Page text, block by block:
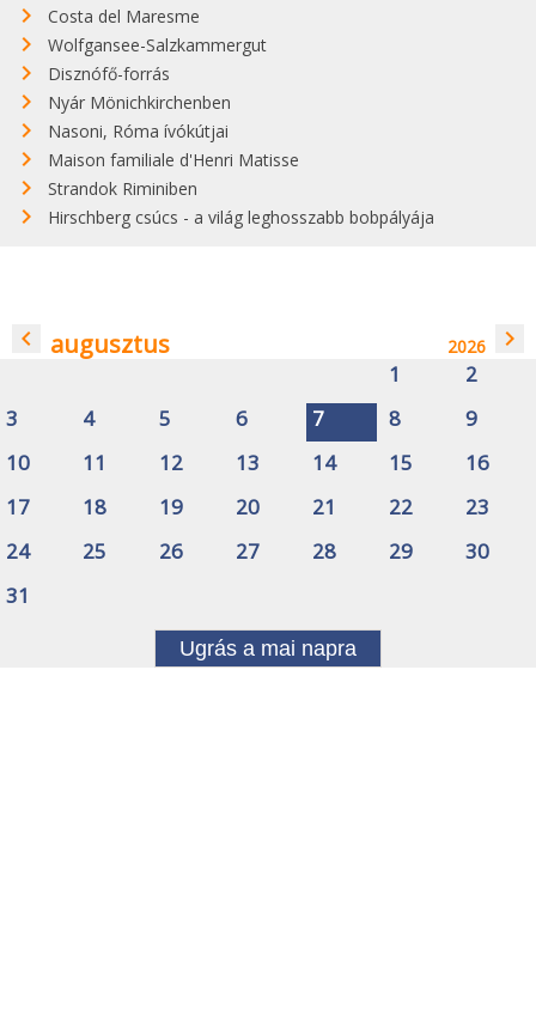
Costa del Maresme
Wolfgansee-Salzkammergut
Disznófő-forrás
Nyár Mönichkirchenben
Nasoni, Róma ívókútjai
Maison familiale d'Henri Matisse
Strandok Riminiben
Hirschberg csúcs - a világ leghosszabb bobpályája
navigate_before augusztus 2026 navigate_next
1
2
3
4 5 6 7 8
9
10
11 12 13 14 15
16
17
18 19 20 21 22
23
24
25 26 27 28 29
30
31
Ugrás a mai napra